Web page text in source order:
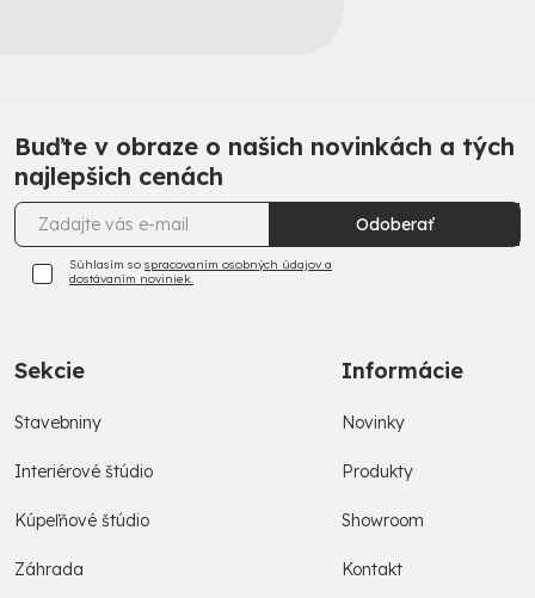
Buďte v obraze o našich novinkách a tých
najlepšich cenách
Odoberať
Súhlasím so spracovaním osobných údajov a
dostávaním noviniek.
Sekcie
Stavebniny
Interiérové štúdio
Kúpeľňové štúdio
Záhrada
Informácie
Novinky
Produkty
Showroom
Kontakt